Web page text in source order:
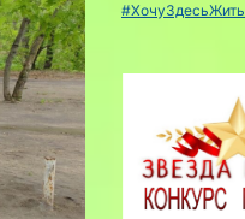
#ХочуЗдесьЖить